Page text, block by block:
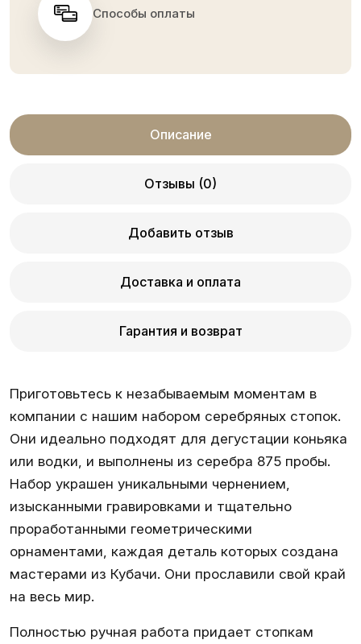
Способы оплаты
Описание
Отзывы (0)
Добавить отзыв
Доставка и оплата
Гарантия и возврат
Приготовьтесь к незабываемым моментам в
компании с нашим набором серебряных стопок.
Они идеально подходят для дегустации коньяка
или водки, и выполнены из серебра 875 пробы.
Набор украшен уникальными чернением,
изысканными гравировками и тщательно
проработанными геометрическими
орнаментами, каждая деталь которых создана
мастерами из Кубачи. Они прославили свой край
на весь мир.
Полностью ручная работа придает стопкам